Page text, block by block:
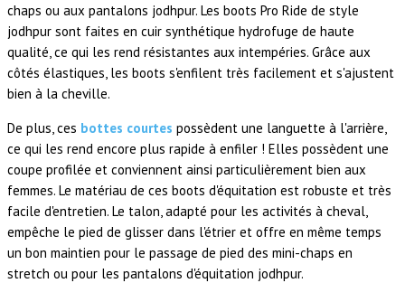
chaps ou aux pantalons jodhpur. Les boots Pro Ride de style
jodhpur sont faites en cuir synthétique hydrofuge de haute
qualité, ce qui les rend résistantes aux intempéries. Grâce aux
côtés élastiques, les boots s'enfilent très facilement et s'ajustent
bien à la cheville.
De plus, ces bottes courtes possèdent une languette à l'arrière,
ce qui les rend encore plus rapide à enfiler ! Elles possèdent une
coupe profilée et conviennent ainsi particulièrement bien aux
femmes. Le matériau de ces boots d'équitation est robuste et très
facile d'entretien. Le talon, adapté pour les activités à cheval,
empêche le pied de glisser dans l'étrier et offre en même temps
un bon maintien pour le passage de pied des mini-chaps en
stretch ou pour les pantalons d'équitation jodhpur.